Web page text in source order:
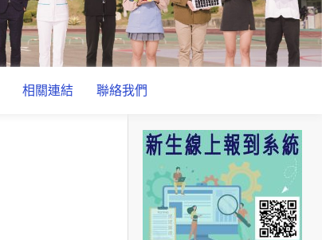
相關連結 聯絡我們